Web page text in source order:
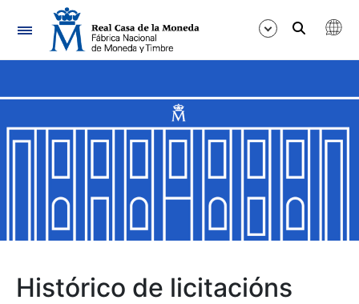
Navegación
Mostrar/Ocultar
Mostrar/Ocultar
Mostrar/Ocultar
Histórico de licitacións